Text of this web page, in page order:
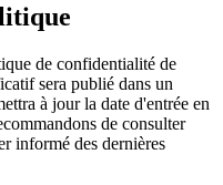
de confidentialité de
sera publié dans un
à jour la date d'entrée en
de consulter
informé des dernières